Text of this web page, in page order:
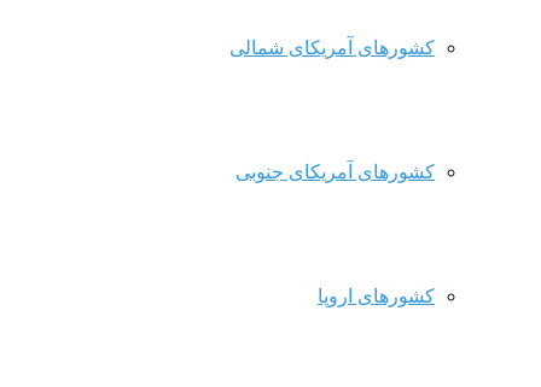
کشورهای آمریکای شمالی
کشورهای آمریکای جنوبی
کشورهای اروپا